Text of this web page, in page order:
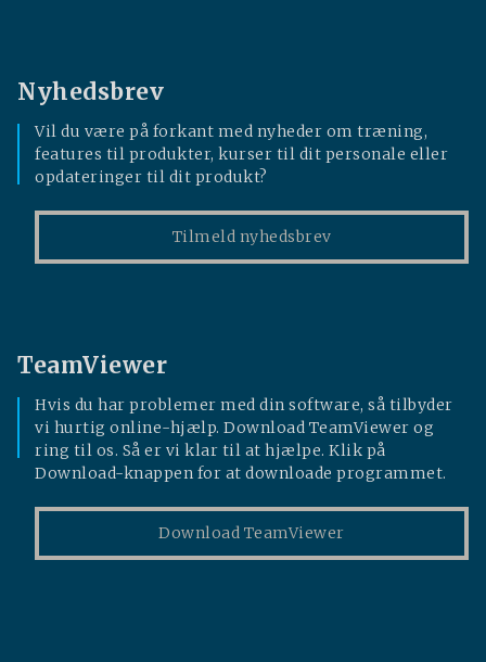
Nyhedsbrev
Vil du være på forkant med nyheder om træning,
features til produkter, kurser til dit personale eller
opdateringer til dit produkt?
Tilmeld nyhedsbrev
TeamViewer
Hvis du har problemer med din software, så tilbyder
vi hurtig online-hjælp. Download TeamViewer og
ring til os. Så er vi klar til at hjælpe. Klik på
Download-knappen for at downloade programmet.
Download TeamViewer